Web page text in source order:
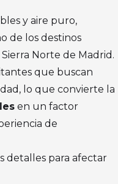
y aire puro,
de los destinos
Norte de Madrid.
que buscan
lo que convierte la
en un factor
de
detalles para afectar